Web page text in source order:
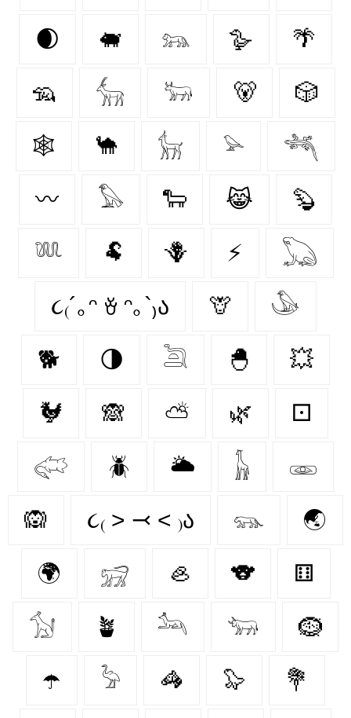
🌒 🐖 𓃬 🪿 🌴
🦡 𓃲 𓃽 🐻 🎲
🕸️ 🐪 𓃴 𓅫 𓆈
〰️ 𓅃 🐑 😹 🦫
𓆚 🐏 🪻 ⚡ 𓆏
૮₍´｡ᵔ ꈊ ᵔ｡`₎ა 🦒 𓅇
🐕 🌗 𓆖 🐣 💥
🐓 🙈 ⛅ 🌿 ⚀
𓅾 🪲 🌥️ 𓃱 𓁾
🙉 ૮₍ ˃ ⤙ ˂ ₎ა 𓃮 🌏
🌍 𓃸 🦪 🐨 ⚅
𓃩 🪴 𓃢 𓃓 🪹
☂️ 𓅦 🦓 🦭 💐